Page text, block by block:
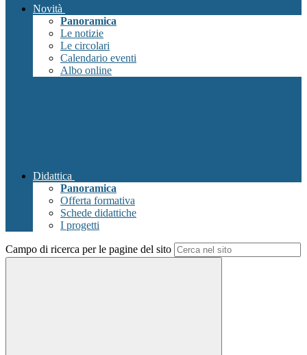
Novità
Panoramica
Le notizie
Le circolari
Calendario eventi
Albo online
Didattica
Panoramica
Offerta formativa
Schede didattiche
I progetti
Campo di ricerca per le pagine del sito